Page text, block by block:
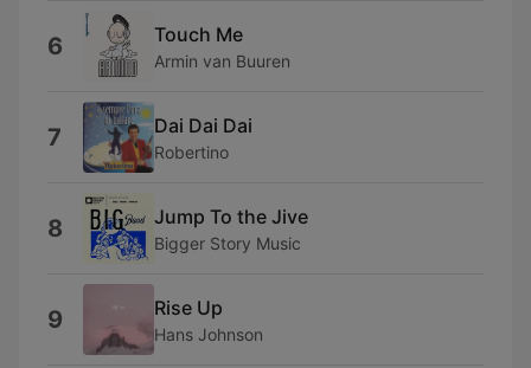
6 Touch Me
Armin van Buuren
7 Dai Dai Dai
Robertino
8 Jump To the Jive
Bigger Story Music
9 Rise Up
Hans Johnson